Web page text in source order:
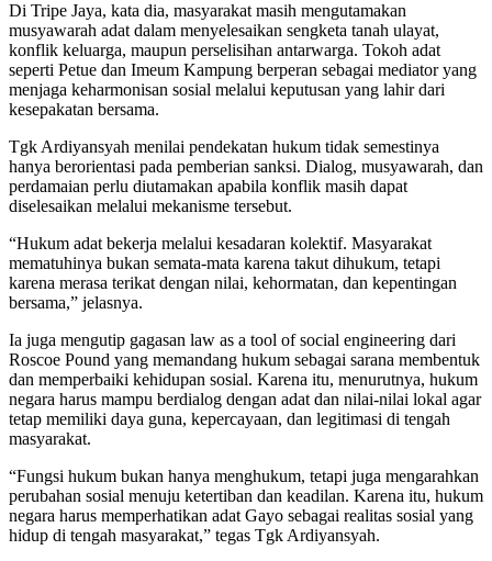
Di Tripe Jaya, kata dia, masyarakat masih mengutamakan
musyawarah adat dalam menyelesaikan sengketa tanah ulayat,
konflik keluarga, maupun perselisihan antarwarga. Tokoh adat
seperti Petue dan Imeum Kampung berperan sebagai mediator yang
menjaga keharmonisan sosial melalui keputusan yang lahir dari
kesepakatan bersama.
Tgk Ardiyansyah menilai pendekatan hukum tidak semestinya
hanya berorientasi pada pemberian sanksi. Dialog, musyawarah, dan
perdamaian perlu diutamakan apabila konflik masih dapat
diselesaikan melalui mekanisme tersebut.
“Hukum adat bekerja melalui kesadaran kolektif. Masyarakat
mematuhinya bukan semata-mata karena takut dihukum, tetapi
karena merasa terikat dengan nilai, kehormatan, dan kepentingan
bersama,” jelasnya.
Ia juga mengutip gagasan law as a tool of social engineering dari
Roscoe Pound yang memandang hukum sebagai sarana membentuk
dan memperbaiki kehidupan sosial. Karena itu, menurutnya, hukum
negara harus mampu berdialog dengan adat dan nilai-nilai lokal agar
tetap memiliki daya guna, kepercayaan, dan legitimasi di tengah
masyarakat.
“Fungsi hukum bukan hanya menghukum, tetapi juga mengarahkan
perubahan sosial menuju ketertiban dan keadilan. Karena itu, hukum
negara harus memperhatikan adat Gayo sebagai realitas sosial yang
hidup di tengah masyarakat,” tegas Tgk Ardiyansyah.